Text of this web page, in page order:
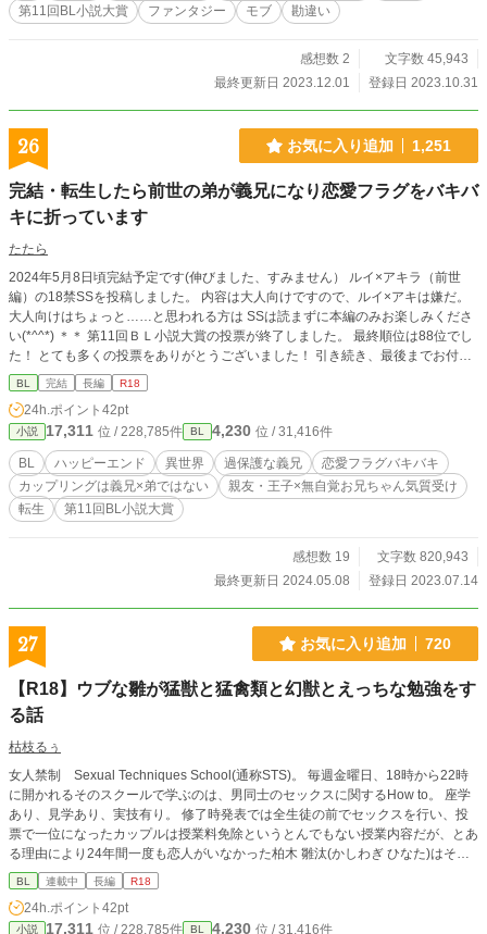
第11回BL小説大賞
ファンタジー モブ 勘違い
感想数 2
文字数 45,943
最終更新日 2023.12.01
登録日 2023.10.31
26 お気に入り追加 1,251
完結・転生したら前世の弟が義兄になり恋愛フラグをバキバ
キに折っています
たたら
2024年5月8日頃完結予定です(伸びました、すみません） ルイ×アキラ（前世
編）の18禁SSを投稿しました。 内容は大人向けですので、ルイ×アキは嫌だ。
大人向けはちょっと……と思われる方は SSは読まずに本編のみお楽しみくださ
い(*^^*) ＊＊ 第11回ＢＬ小説大賞の投票が終了しました。 最終順位は88位でし
た！ とても多くの投票をありがとうございました！ 引き続き、最後までお付き
合い頂けたら嬉しいです。 感想・お気に入り・しおり、ありがとうございます(*
^^*) とても多くの方にご覧いただき感謝！です。 ※感想の返事が遅いです。 す
みません（＞＜。） 基本的には、毎日1話投稿しています。 平日は17時・土日
祝は10時投稿です。 R-18 は後半からです。 （※予告なく入ります） ＊＊あら
すじ＊＊ 年の離れた弟を一生懸命育てていたが、反抗期の弟と喧嘩したまま事
故に合い、死んでしまったアキ。 頑張り過ぎた魂を癒してから転生したら、何
故か前世の弟が義兄になった！ 特殊な体を持って生まれたアキは周囲から愛さ
れ、過保護に育つが、周囲の愛が重い。 もちろん、義兄の愛も重い。 前世は前
立てようとしてもアキがそれに気が付く前に、義兄の手によってどんどんフラグ
し、会えない（邪魔をされ続けている） なのに周囲はアキ本来の価値を見出
し、殿下との仲を縮めようとしてくる。 アキは殿下との愛をはぐくむことがで
きるのか？ ……の前に。 アキは殿下の愛に気が付くことができるのか。 この話
は、お兄ちゃん気質のアキが転生して、かつての弟が義兄になり、過保護に構わ
れながら、殿下の愛に溺れていく物語である。
BL 完結 長編 R18
24h.ポイント 42pt
小説 17,311 位 / 228,785件 BL 4,230 位 / 31,416件
BL ハッピーエンド 異世界 過保護な義兄
恋愛フラグバキバキ
カップリングは義兄×弟ではない
親友・王子×無自覚お兄ちゃん気質受け
転生
第11回BL小説大賞
感想数 19
文字数 820,943
最終更新日 2024.05.08
登録日 2023.07.14
27 お気に入り追加 720
【R18】ウブな雛が猛獣と猛禽類と幻獣とえっちな勉強をす
る話
枯枝るぅ
女人禁制 Sexual Techniques School(通称STS)。 毎週金曜日、18時から22時
に開かれるそのスクールで学ぶのは、男同士のセックスに関するHow to。 座学
あり、見学あり、実技有り。 修了時発表では全生徒の前でセックスを行い、投
票で一位になったカップルは授業料免除というとんでもない授業内容だが、とあ
る理由により24年間一度も恋人がいなかった柏木 雛汰(かしわぎ ひなた)はその
寂しさを埋める為、また、恋人を作れなかったその理由を断ち切る為、偶然ゲイ
専門アプリで見かけたSTSの第6期生募集ページへのリンクをタップし、新たな
扉を開く。 セックスに自信を持てないゲイ、AV男優、ただ興味があるetcが集う
BL 連載中 長編 R18
24h.ポイント 42pt
小説 17,311 位 / 228,785件 BL 4,230 位 / 31,416件